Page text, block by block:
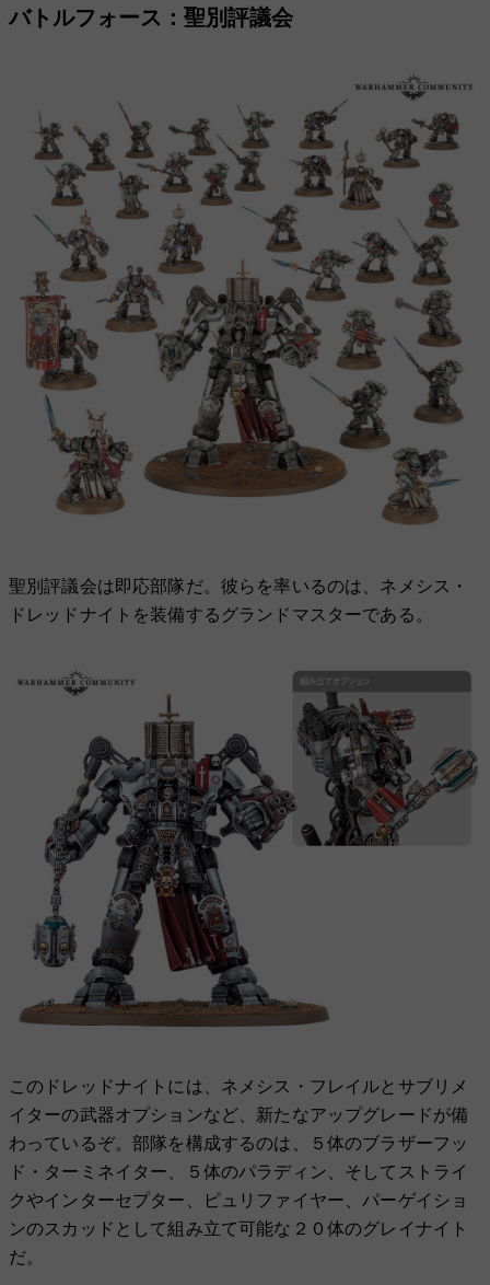
バトルフォース：聖別評議会
聖別評議会は即応部隊だ。彼らを率いるのは、ネメシス・
ドレッドナイトを装備するグランドマスターである。
このドレッドナイトには、ネメシス・フレイルとサブリメ
イターの武器オプションなど、新たなアップグレードが備
わっているぞ。部隊を構成するのは、５体のブラザーフッ
ド・ターミネイター、５体のパラディン、そしてストライ
クやインターセプター、ピュリファイヤー、パーゲイショ
ンのスカッドとして組み立て可能な２０体のグレイナイト
だ。